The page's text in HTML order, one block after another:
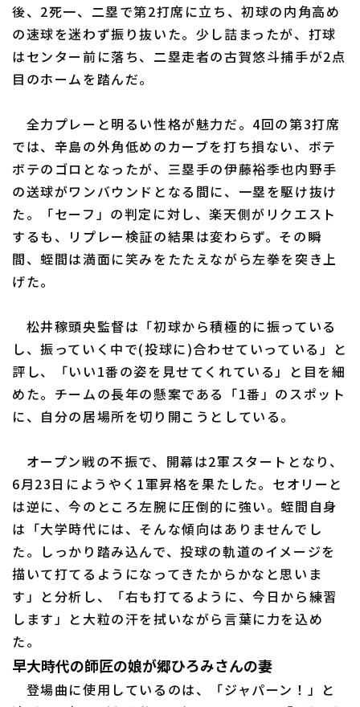
運営会社（別ウィンドウで開く） よくある質問
特定商取引法の表示 アルバイト募集（別ウィンドウで開く
後、2死一、二塁で第2打席に立ち、初球の内角高め
の速球を迷わず振り抜いた。少し詰まったが、打球
はセンター前に落ち、二塁走者の古賀悠斗捕手が2点
目のホームを踏んだ。
全力プレーと明るい性格が魅力だ。4回の第3打席
では、辛島の外角低めのカーブを打ち損ない、ボテ
ボテのゴロとなったが、三塁手の伊藤裕季也内野手
の送球がワンバウンドとなる間に、一塁を駆け抜け
た。「セーフ」の判定に対し、楽天側がリクエスト
するも、リプレー検証の結果は変わらず。その瞬
間、蛭間は満面に笑みをたたえながら左拳を突き上
げた。
松井稼頭央監督は「初球から積極的に振っている
し、振っていく中で(投球に)合わせていっている」と
評し、「いい1番の姿を見せてくれている」と目を細
めた。チームの長年の懸案である「1番」のスポット
に、自分の居場所を切り開こうとしている。
オープン戦の不振で、開幕は2軍スタートとなり、
6月23日にようやく1軍昇格を果たした。セオリーと
は逆に、今のところ左腕に圧倒的に強い。蛭間自身
は「大学時代には、そんな傾向はありませんでし
た。しっかり踏み込んで、投球の軌道のイメージを
描いて打てるようになってきたからかなと思いま
す」と分析し、「右も打てるように、今日から練習
します」と大粒の汗を拭いながら言葉に力を込め
た。
早大時代の師匠の娘が郷ひろみさんの妻
登場曲に使用しているのは、「ジャパーン！」と